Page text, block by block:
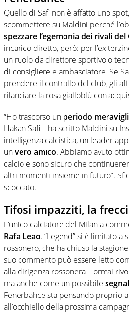
Quello di Safi non è affatto uno
scommettere su Maldini perché
spezzare l’egemonia dei rivali del
incarico diretto, però: per l’ex
un ruolo da direttore sportivo o
di consigliere e ambasciatore. Se
prendere il controllo del club, gli
rilanciare la rosa gialloblù con
“Ho trascorso un periodo
Hakan Safi – ha scritto Maldini su
intelligenza calcistica, un leader
unvero amico. Abbiamo avuto
calcio e sono sicuro che
altri momenti insieme in futuro”.
scoccato.
Tifosi impazziti, la
L’unico calciatore del Milan a
Rafa Leao. “Legend” si è limitato a
rossonero, che ha chiuso la
suo commento può essere letto
alla dirigenza rossonera – ormai
ma anche come un possibile
Fenerbahce sta pensando proprio
all’occhiello della prossima